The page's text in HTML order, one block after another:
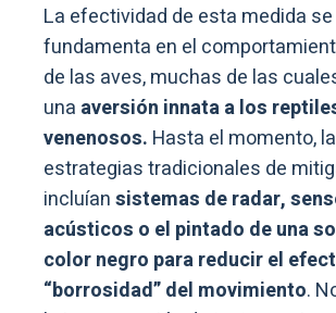
La efectividad de esta medida se
fundamenta en el
de las aves, muchas de las
una aversión innata a los
venenosos. Hasta el momento,
estrategias tradicionales de
incluíansistemas de radar,
acústicos o el pintado de una
color negro para reducir el
“borrosidad” del movimiento.